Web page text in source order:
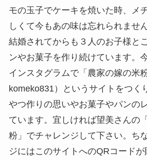
モの玉子でケーキを焼いた時、メ
しくて今もあの味は忘れられませ
結婚されてからも３人のお子様と
ンやお菓子を作り続けています。
インスタグラムで「農家の嫁の米
komeko831）というサイトをつく
やつ作りの思いやお菓子やパンの
ています。宜しければ望美さんの
粉」でチャレンジして下さい。ち
ジにはこのサイトへのQRコードが